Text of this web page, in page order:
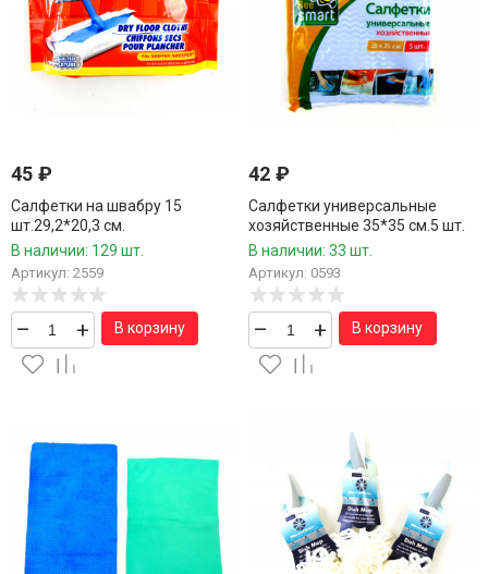
45 ₽
Салфетки на швабру 15
шт.29,2*20,3 см.
В наличии: 129 шт.
Артикул: 2559
– + В корзину
42₽
Салфетки универсальные
хозяйственные 35*35 см.5 шт.
В наличии: 33 шт.
Артикул: 0593
– + В корзину